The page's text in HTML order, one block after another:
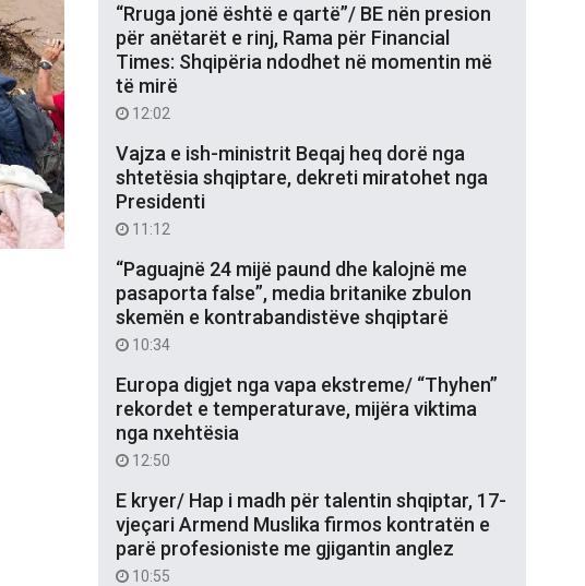
“Rruga jonë është e qartë”/ BE nën presion
për anëtarët e rinj, Rama për Financial
Times: Shqipëria ndodhet në momentin më
të mirë
12:02
Vajza e ish-ministrit Beqaj heq dorë nga
shtetësia shqiptare, dekreti miratohet nga
Presidenti
11:12
“Paguajnë 24 mijë paund dhe kalojnë me
pasaporta false”, media britanike zbulon
skemën e kontrabandistëve shqiptarë
10:34
Europa digjet nga vapa ekstreme/ “Thyhen”
rekordet e temperaturave, mijëra viktima
nga nxehtësia
12:50
E kryer/ Hap i madh për talentin shqiptar, 17-
vjeçari Armend Muslika firmos kontratën e
parë profesioniste me gjigantin anglez
10:55